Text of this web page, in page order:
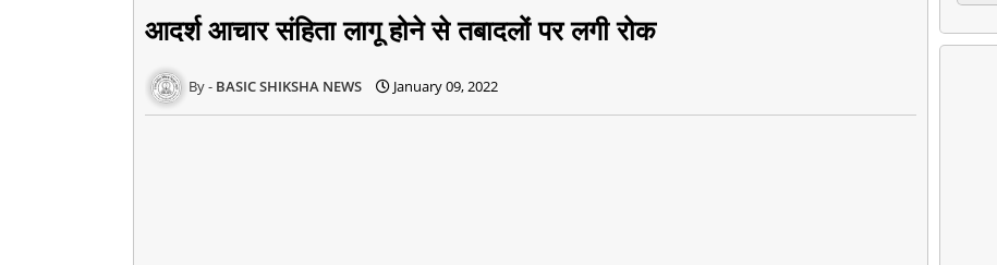
आदर्श आचार संहिता लागू होने से तबादलों पर लगी रोक
BASIC SHIKSHA NEWS January 09, 2022